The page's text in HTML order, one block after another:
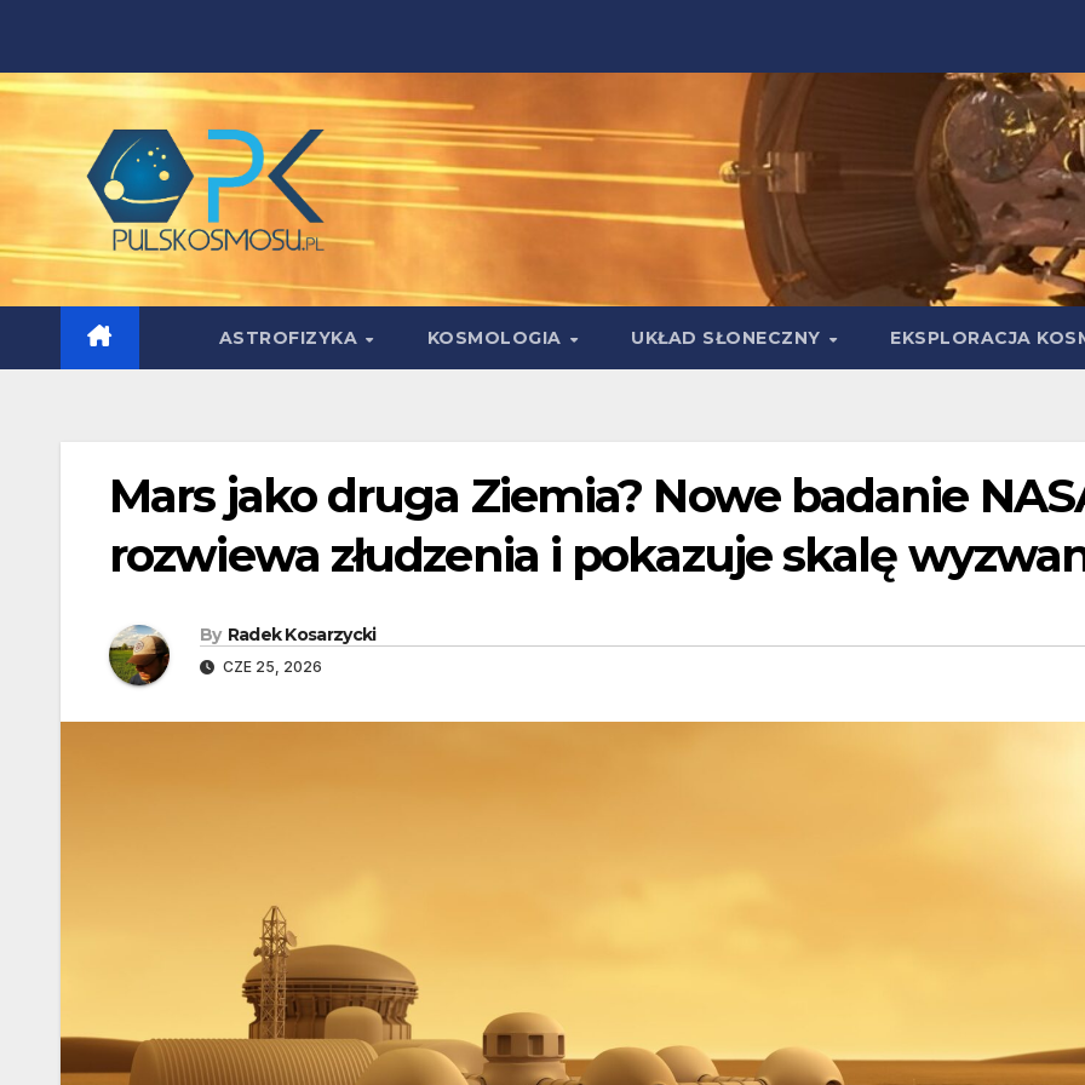
content
ASTROFIZYKA KOSMOLOGIA UKŁAD SŁONECZNY EKSPLORACJA
Mars jako druga Ziemia? Nowe badanie
rozwiewa złudzenia i pokazuje skalę
By Radek Kosarzycki
CZE 25, 2026